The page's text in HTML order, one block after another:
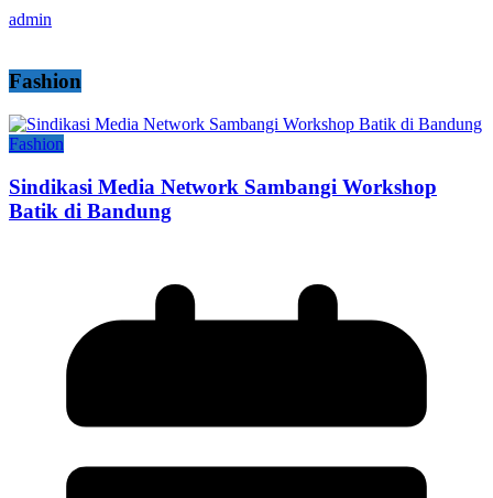
admin
Fashion
Fashion
Sindikasi Media Network Sambangi Workshop
Batik di Bandung